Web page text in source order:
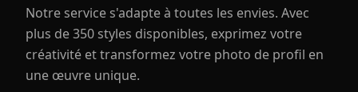
Notre service s'adapte à toutes les envies. Avec
plus de 350 styles disponibles, exprimez votre
créativité et transformez votre photo de profil en
une œuvre unique.